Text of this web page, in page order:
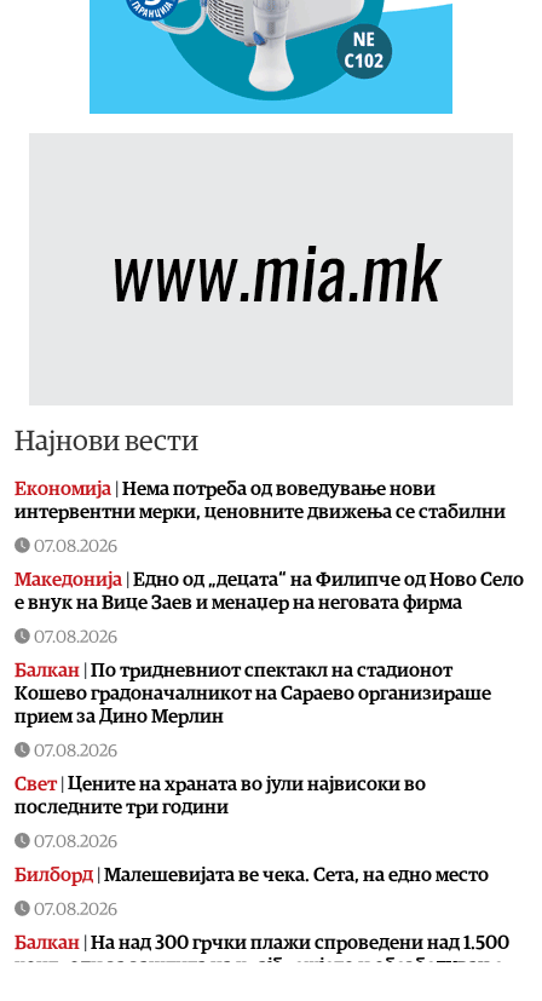
Најнови вести
Економија Нема потреба од воведување нови
интервентни мерки, ценовните движења се стабилни
07.08.2026
Македонија Едно од „децата“ на Филипче од Ново Село
е внук на Вице Заев и менаџер на неговата фирма
07.08.2026
Балкан По тридневниот спектакл на стадионот
Кошево градоначалникот на Сараево организираше
прием за Дино Мерлин
07.08.2026
Свет| Цените на храната во јули највисоки во
последните три години
07.08.2026
Билборд Малешевијата ве чека. Сета, на едно место
07.08.2026
Балкан На над 300 грчки плажи спроведени над 1.500
контроли за заштита на крајбрежјето и обезбедување